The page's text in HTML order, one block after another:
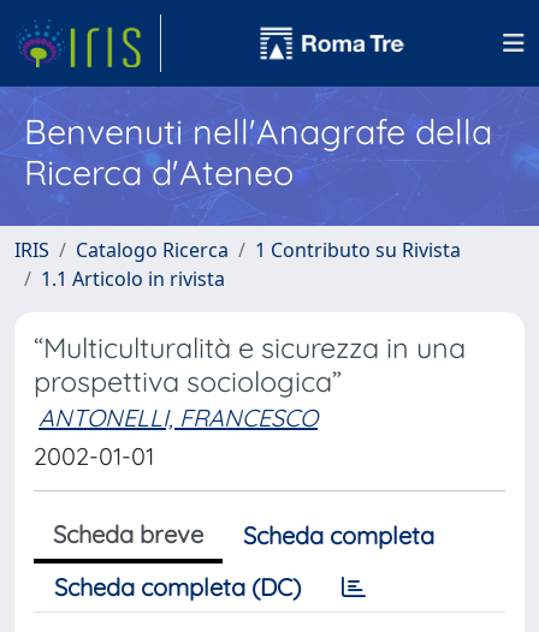
Benvenuti nell'Anagrafe della
Ricerca d'Ateneo
IRIS Catalogo Ricerca
1 Contributo su Rivista
1.1 Articolo in rivista
“Multiculturalità e sicurezza in una
prospettiva sociologica”
ANTONELLI, FRANCESCO
2002-01-01
Scheda breve
Scheda completa
Scheda completa (DC)